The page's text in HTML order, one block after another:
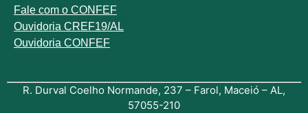
Fale com o CONFEF
Ouvidoria CREF19/AL
Ouvidoria CONFEF
R. Durval Coelho Normande, 237 – Farol, Maceió – AL,
57055-210